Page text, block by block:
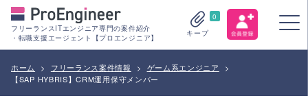
フリーランスITエンジニア専門の案件紹介
・転職支援エージェント【プロエンジニア】
0
キープ
ホーム > フリーランス案件情報 > ゲーム系エンジニア
>
【SAP HYBRIS】CRM運用保守メンバー